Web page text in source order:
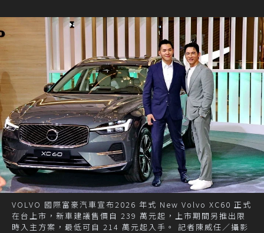
VOLVO 國際富豪汽車宣布2026 年式 New Volvo XC60 正式
在台上市，新車建議售價自 239 萬元起，上市期間另推出限
時入主方案，最低可自 214 萬元起入手。 記者陳威任／攝影